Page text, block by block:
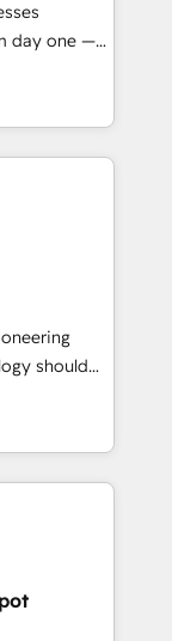
in
day one —
we
modern
team
real
have
a practical
need
Since
software,
and
that
strong
KPIs.
is
with
and any